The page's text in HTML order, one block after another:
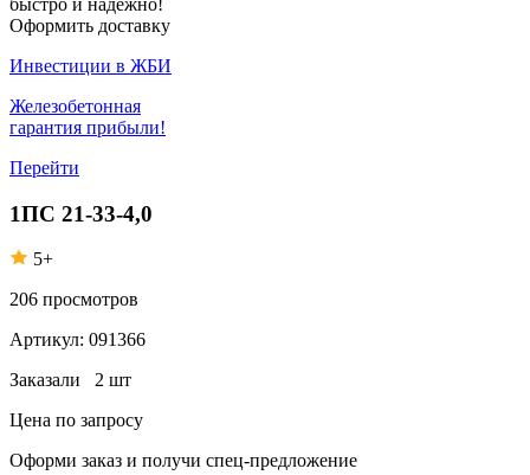
Оформить доставку
Инвестиции в ЖБИ
Железобетонная
гарантия прибыли!
Перейти
1ПС 21-33-4,0
5+
206 просмотров
Артикул: 091366
Заказали 2 шт
Цена по запросу
Оформи заказ и получи спец-предложение